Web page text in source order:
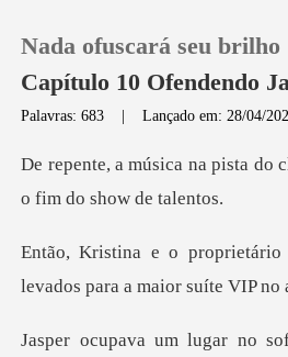
Histórico
Nada ofuscará seu brilho
Capítulo 10 Ofendendo
Palavras: 683 |Lançado em: 28/04/
a do
levados para a